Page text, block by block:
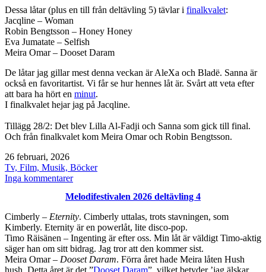
Dessa låtar (plus en till från deltävling 5) tävlar i finalkvalet:
Jacqline – Woman
Robin Bengtsson – Honey Honey
Eva Jumatate – Selfish
Meira Omar – Dooset Daram
De låtar jag gillar mest denna veckan är AleXa och Bladë. Sanna är
också en favoritartist. Vi får se hur hennes låt är. Svårt att veta efter
att bara ha hört en minut.
I finalkvalet hejar jag på Jacqline.
Tillägg 28/2: Det blev Lilla Al-Fadji och Sanna som gick till final.
Och från finalkvalet kom Meira Omar och Robin Bengtsson.
Publicerat
den
26 februari, 2026
Kategoriserat
som
Tv, Film, Musik, Böcker
Inga kommentarertill
2026
5
Melodifestivalen 2026 deltävling 4
Cimberly – Eternity. Cimberly uttalas, trots stavningen, som
Kimberly. Eternity är en powerlåt, lite disco-pop.
Timo Räisänen – Ingenting är efter oss. Min låt är väldigt Timo-aktig
säger han om sitt bidrag. Jag tror att den kommer sist.
Meira Omar – Dooset Daram. Förra året hade Meira låten Hush
hush. Detta året är det ”Dooset Daram”, vilket betyder ’jag älskar